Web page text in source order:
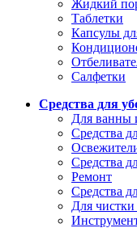
Жидкий
Таблетки
Капсулы
Салфетки
Средства для
Для ванны
Средства
Средства
Ремонт
Средства
Для чистки